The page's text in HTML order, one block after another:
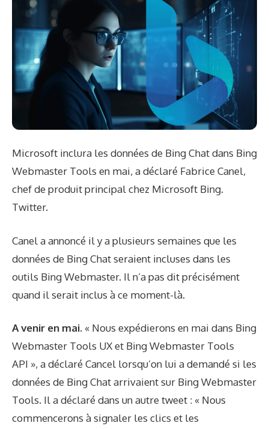
Microsoft inclura les données de Bing Chat dans Bing
Webmaster Tools en mai, a déclaré Fabrice Canel,
chef de produit principal chez Microsoft Bing.
Twitter.
Canel a annoncé il y a plusieurs semaines que les
données de Bing Chat seraient incluses dans les
outils Bing Webmaster. Il n’a pas dit précisément
quand il serait inclus à ce moment-là.
A venir en mai. « Nous expédierons en mai dans Bing
Webmaster Tools UX et Bing Webmaster Tools
API », a déclaré Cancel lorsqu’on lui a demandé si les
données de Bing Chat arrivaient sur Bing Webmaster
Tools. Il a déclaré dans un autre tweet : « Nous
commencerons à signaler les clics et les